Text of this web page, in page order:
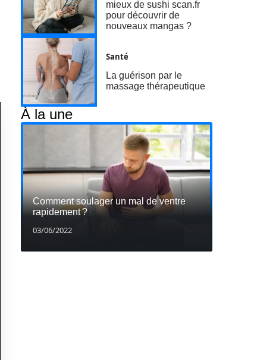
mieux de sushi scan.fr
pour découvrir de
nouveaux mangas ?
Santé
La guérison par le
massage thérapeutique
À la une
Comment soulager un mal de ventre
rapidement ?
03/06/2022